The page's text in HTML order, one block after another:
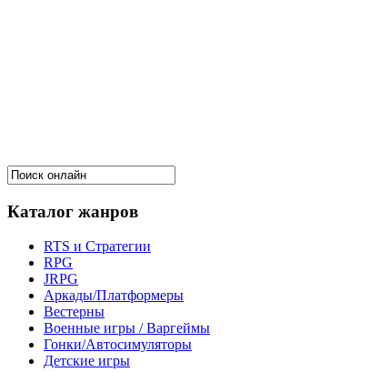
Каталог жанров
RTS и Стратегии
RPG
JRPG
Аркады/Платформеры
Вестерны
Военные игры / Варгеймы
Гонки/Автосимуляторы
Детские игры